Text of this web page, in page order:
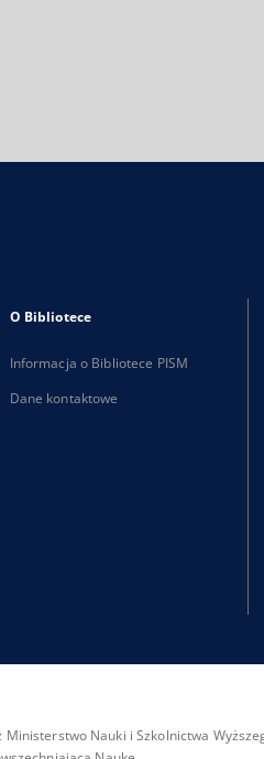
O Bibliotece
Informacja o Bibliotece PISM
Dane kontaktowe
Nauki i Szkolnictwa